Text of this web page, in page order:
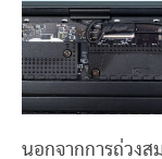
นอกจากการถ่วง